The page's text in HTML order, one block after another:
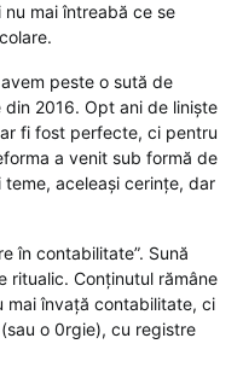
mai întreabă ce se
peste o sută de
2016. Opt ani de liniște
fi fost perfecte, ci pentru
a venit sub formă de
aceleași cerințe, dar
în contabilitate”. Sună
ritualic. Conținutul rămâne
mai învață contabilitate, ci
o 0rgie), cu registre